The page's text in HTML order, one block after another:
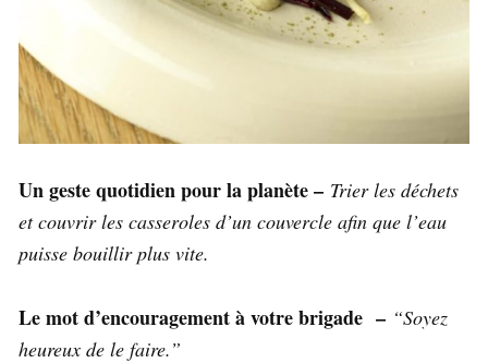
Un geste quotidien pour la planète – Trier les déchets
et couvrir les casseroles d’un couvercle afin que l’eau
puisse bouillir plus vite.
Le mot d’encouragement à votre brigade – “Soyez
heureux de le faire.”